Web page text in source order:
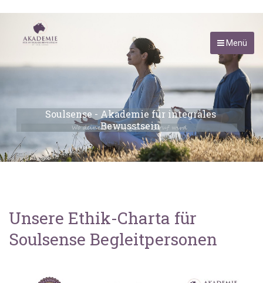
Menü
Wo deine Berufung zum Beruf wird
Soulsense - Akademie für integrales
Bewusstsein
Unsere Ethik-Charta für
Soulsense Begleitpersonen